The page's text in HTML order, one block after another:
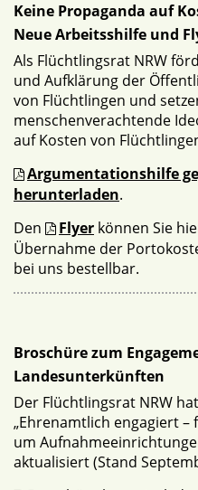
Keine Propaganda auf
Neue Arbeitsshilfe und
Als Flüchtlingsrat NRW
und Aufklärung der
von Flüchtlingen und
menschenverachtende
auf Kosten von
Argumentationshilfe
herunterladen.
Den
Flyer können Sie
Übernahme der
bei uns bestellbar.
Broschüre zum
Landesunterkünften
Der Flüchtlingsrat NRW
„Ehrenamtlich engagiert
um
aktualisiert (Stand